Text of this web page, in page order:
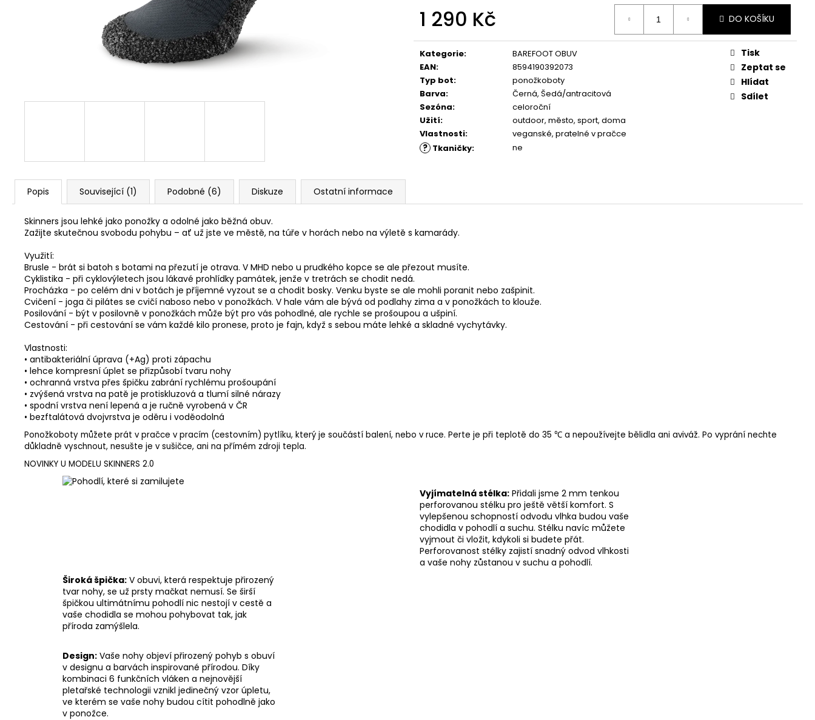
1 290 Kč
cena:
DO KOŠÍKU
Kategorie:
BAREFOOT OBUV
EAN:
8594190392073
Typ bot:
ponožkoboty
Barva:
Černá, Šedá/antracitová
Sezóna:
celoroční
Užití:
outdoor, město, sport, doma
Vlastnosti: veganské, pratelné v pračce
? Tkaničky: ne
Tisk
Zeptat se
Hlídat
Sdílet
Popis Související (1) Podobné (6) Diskuze Ostatní informace
Skinners jsou lehké jako ponožky a odolné jako běžná obuv.
Zažijte skutečnou svobodu pohybu – ať už jste ve městě, na túře v horách nebo na výletě s kamarády.
Využití:
Brusle - brát si batoh s botami na přezutí je otrava. V MHD nebo u prudkého kopce se ale přezout musíte.
Cyklistika - při cyklovýletech jsou lákavé prohlídky památek, jenže v tretrách se chodit nedá.
Procházka - po celém dni v botách je příjemné vyzout se a chodit bosky. Venku byste se ale mohli poranit nebo zašpinit.
Cvičení - joga či pilátes se cvičí naboso nebo v ponožkách. V hale vám ale bývá od podlahy zima a v ponožkách to klouže.
Posilování - být v posilovně v ponožkách může být pro vás pohodlné, ale rychle se prošoupou a ušpiní.
Cestování - při cestování se vám každé kilo pronese, proto je fajn, když s sebou máte lehké a skladné vychytávky.
Vlastnosti:
• antibakteriální úprava (+Ag) proti zápachu
• lehce kompresní úplet se přizpůsobí tvaru nohy
• ochranná vrstva přes špičku zabrání rychlému prošoupání
• zvýšená vrstva na patě je protiskluzová a tlumí silné nárazy
• spodní vrstva není lepená a je ručně vyrobená v ČR
• bezftalátová dvojvrstva je oděru i voděodolná
Ponožkoboty můžete prát v pračce v pracím (cestovním) pytlíku, který je součástí balení, nebo v ruce. Perte je při teplotě do 35 ℃ a nepoužívejte bělidla ani aviváž. Po vyprání nechte
důkladně vyschnout, nesušte je v sušičce, ani na přímém zdroji tepla.
NOVINKY U MODELU SKINNERS 2.0
Vyjímatelná stélka: Přidali jsme 2 mm tenkou
perforovanou stélku pro ještě větší komfort. S
vylepšenou schopností odvodu vlhka budou vaše
chodidla v pohodlí a suchu. Stélku navíc můžete
vyjmout či vložit, kdykoli si budete přát.
Perforovanost stélky zajistí snadný odvod vlhkosti
a vaše nohy zůstanou v suchu a pohodlí.
Široká špička: V obuvi, která respektuje přirozený
tvar nohy, se už prsty mačkat nemusí. Se širší
špičkou ultimátnímu pohodlí nic nestojí v cestě a
vaše chodidla se mohou pohybovat tak, jak
příroda zamýšlela.
Design: Vaše nohy objeví přirozený pohyb s obuví
v designu a barvách inspirované přírodou. Díky
kombinaci 6 funkčních vláken a nejnovější
pletařské technologii vznikl jedinečný vzor úpletu,
ve kterém se vaše nohy budou cítit pohodlně jako
v ponožce.
219 Kč